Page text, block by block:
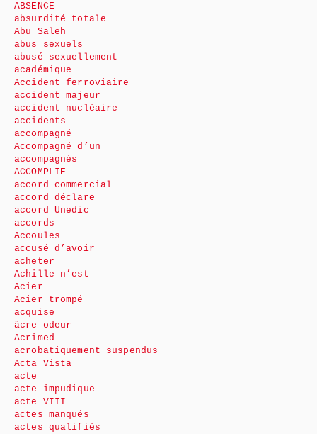
ABSENCE
absurdité totale
Abu Saleh
abus sexuels
abusé sexuellement
académique
Accident ferroviaire
accident majeur
accident nucléaire
accidents
accompagné
Accompagné d’un
accompagnés
ACCOMPLIE
accord commercial
accord déclare
accord Unedic
accords
Accoules
accusé d’avoir
acheter
Achille n’est
Acier
Acier trompé
acquise
âcre odeur
Acrimed
acrobatiquement suspendus
Acta Vista
acte
acte impudique
acte VIII
actes manqués
actes qualifiés